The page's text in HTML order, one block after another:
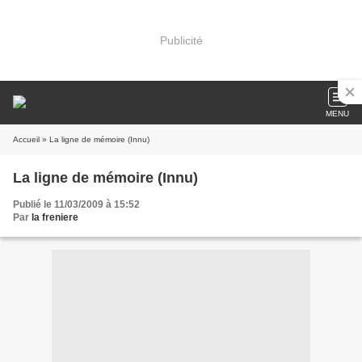
Publicité
MENU
Accueil » La ligne de mémoire (Innu)
La ligne de mémoire (Innu)
Publié le 11/03/2009 à 15:52
Par la freniere